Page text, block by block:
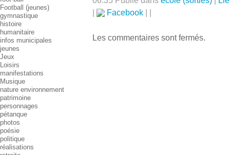
Football (jeunes)
gymnastique
histoire
humanitaire
infos municipales
jeunes
Jeux
Loisirs
manifestations
Musique
nature environnement
patrimoine
personnages
pétanque
photos
poésie
politique
réalisations
Facebook
Les commentaires sont fermés.